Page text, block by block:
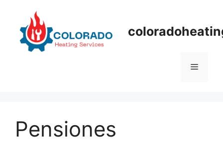
content
Menu
Pensiones